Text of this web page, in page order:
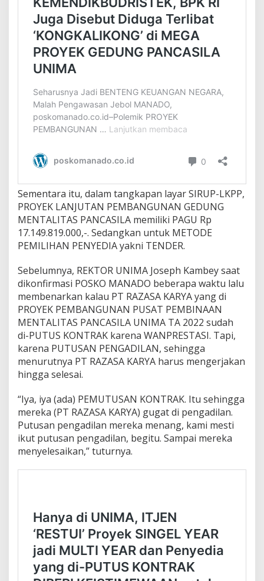
Sementara itu, dalam tangkapan layar SIRUP-LKPP,
PROYEK LANJUTAN PEMBANGUNAN GEDUNG
MENTALITAS PANCASILA memiliki PAGU Rp
17.149.819.000,-. Sedangkan untuk METODE
PEMILIHAN PENYEDIA yakni TENDER.
Sebelumnya, REKTOR UNIMA Joseph Kambey saat
dikonfirmasi POSKO MANADO beberapa waktu lalu
membenarkan kalau PT RAZASA KARYA yang di
PROYEK PEMBANGUNAN PUSAT PEMBINAAN
MENTALITAS PANCASILA UNIMA TA 2022 sudah
di-PUTUS KONTRAK karena WANPRESTASI. Tapi,
karena PUTUSAN PENGADILAN, sehingga
menurutnya PT RAZASA KARYA harus mengerjakan
hingga selesai.
“Iya, iya (ada) PEMUTUSAN KONTRAK. Itu sehingga
mereka (PT RAZASA KARYA) gugat di pengadilan.
Putusan pengadilan mereka menang, kami mesti
ikut putusan pengadilan, begitu. Sampai mereka
menyelesaikan,” tuturnya.